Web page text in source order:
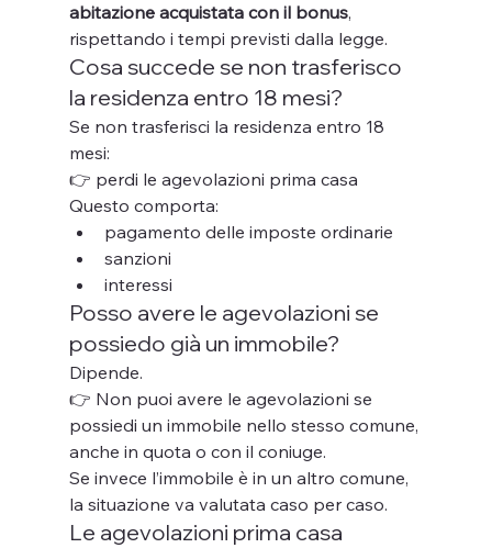
abitazione acquistata con il bonus,
rispettando i tempi previsti dalla legge.
Cosa succede se non trasferisco
la residenza entro 18 mesi?
Se non trasferisci la residenza entro 18
mesi:
👉 perdi le agevolazioni prima casa
Questo comporta:
pagamento delle imposte ordinarie
sanzioni
interessi
Posso avere le agevolazioni se
possiedo già un immobile?
Dipende.
👉 Non puoi avere le agevolazioni se
possiedi un immobile nello stesso comune,
anche in quota o con il coniuge.
Se invece l’immobile è in un altro comune,
la situazione va valutata caso per caso.
Le agevolazioni prima casa